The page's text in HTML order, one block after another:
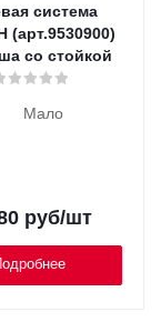
система
(арт.9530900)
со стойкой
Мало
руб/шт